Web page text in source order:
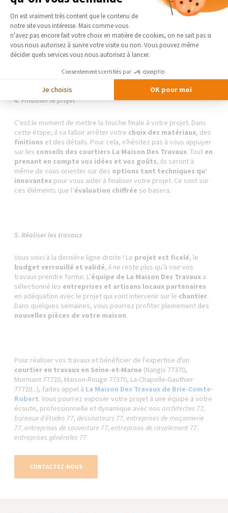
A noter : Seules les surfaces disposant d’une hauteur sous plafond
d’1,80 m minimum sont prises en compte dans ce calcul.
ATTENTION : L’aménagement de combles est différent de la
surélévation de maison (voir image 3) car elle ne modifie pas la
structure de la façade.
4. Finaliser le projet
C’est le moment de mettre la touche finale à votre projet. Dans
cette étape, il va falloir arrêter votre choix des matériaux, des
finitions et des détails. Pour cela, n'hésitez pas à vous appuyer
sur les conseils des courtiers La Maison Des Travaux. Tout en
prenant en compte vos idées et vos goûts, ils seront à
même de vous orienter sur des options tant techniques qu’
innovantes pour vous aider à finaliser votre projet. Ce sont sur
ces éléments que l’évaluation chiffrée se basera.
5. Réaliser les travaux
Vous voici à la dernière ligne droite ! Le projet est ficelé, le
budget verrouillé et validé, il ne reste plus qu’à voir vos
travaux prendre forme. L’équipe de La Maison Des Travaux a
sélectionné les entreprises et artisans locaux partenaires
en adéquation avec le projet qui vont intervenir sur le chantier.
Dans quelques semaines, vous pourrez profiter pleinement des
nouvelles pièces de votre maison.
Pour réaliser vos travaux et bénéficier de l'expertise d'un
courtier en travaux en Seine-et-Marne (Nangis 77370,
Mormant 77720, Maison-Rouge 77370, La-Chapelle-Gauthier
77720...), faites appel à La Maison Des Travaux de Brie-Comte-
Robert. Vous pourrez exposer votre projet à une équipe à votre
écoute, professionnelle et dynamique avec nosarchitectes 77,
bureaux d’études 77, dessinateurs 77, entreprises de maçonnerie
77, entreprises de couverture 77, entreprises de ravalement 77,
entreprises générales 77
CONTACTEZ-NOUS
Plateforme de Gestion du
On est vraiment très content que le contenu de
notre site vous intéresse. Mais comme vous
n'avez pas encore fait votre choix en matière de cookies, on ne sait pas si
vous nous autorisez à suivre votre visite ou non. Vous pouvez même
décider quels services vous nous autorisez à lancer.
Consentements certifiés par
Je choisis OK pour moi
Axeptio consent